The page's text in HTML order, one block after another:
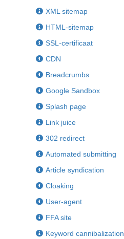
XML sitemap
HTML-sitemap
SSL-certificaat
CDN
Breadcrumbs
Google Sandbox
Splash page
Link juice
302 redirect
Automated submitting
Article syndication
Cloaking
User-agent
FFA site
Keyword cannibalization